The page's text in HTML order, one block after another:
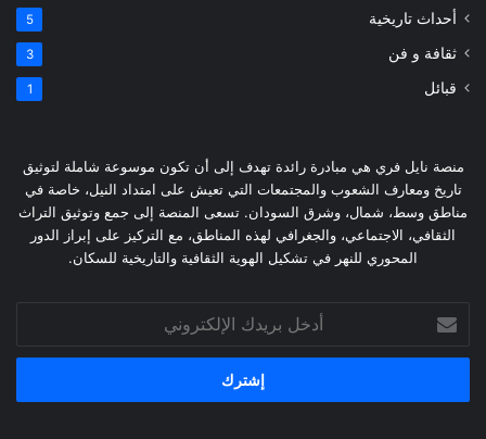
أحداث تاريخية 5
ثقافة و فن 3
قبائل 1
منصة نايل فري هي مبادرة رائدة تهدف إلى أن تكون موسوعة شاملة لتوثيق
تاريخ ومعارف الشعوب والمجتمعات التي تعيش على امتداد النيل، خاصة في
مناطق وسط، شمال، وشرق السودان. تسعى المنصة إلى جمع وتوثيق التراث
الثقافي، الاجتماعي، والجغرافي لهذه المناطق، مع التركيز على إبراز الدور
المحوري للنهر في تشكيل الهوية الثقافية والتاريخية للسكان.
بريدك
الإلكتروني